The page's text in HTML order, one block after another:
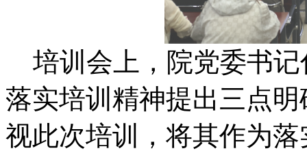
培训会上，院党委书记
落实培训精神提出三点
视此次培训，将其作为